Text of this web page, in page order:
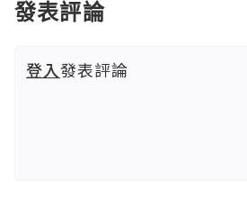
發表評論
登入發表評論